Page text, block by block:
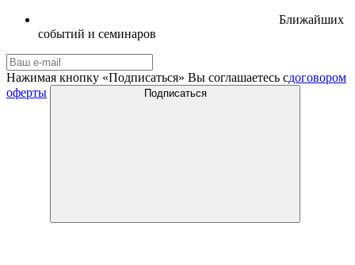
Ближайших
событий и семинаров
Нажимая кнопку «Подписаться» Вы соглашаетесь сдоговором
оферты
Подписаться